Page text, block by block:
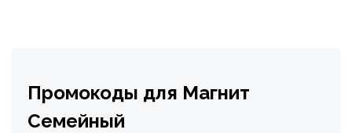
Промокоды для Магнит
Семейный